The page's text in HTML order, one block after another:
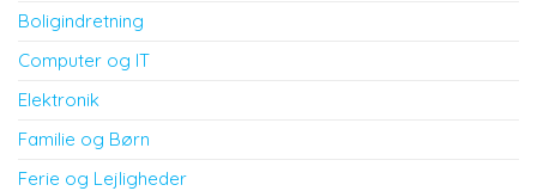
Boligindretning
Computer og IT
Elektronik
Familie og Børn
Ferie og Lejligheder